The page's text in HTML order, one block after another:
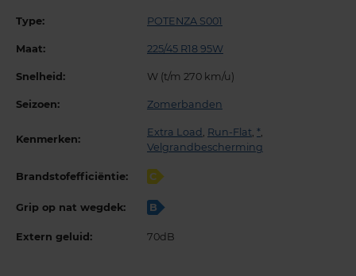
Type: POTENZA S001
Maat: 225/45 R18 95W
Snelheid: W (t/m 270 km/u)
Seizoen: Zomerbanden
Kenmerken:
Extra Load Run-Flat *
Velgrandbescherming
Brandstofefficiëntie: C
Grip op nat wegdek: B
Extern geluid: 70dB